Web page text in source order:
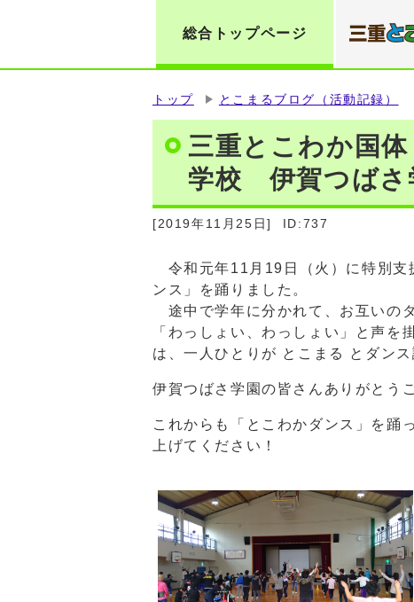
総合トップページ
トップ とこまるブログ（活動記録）
三重とこわか国
学校 伊賀つばさ
[2019年11月25日] ID:737
令和元年11月19日（火）に特別支
ンス」を踊りました。
途中で学年に分かれて、お互いの
「わっしょい、わっしょい」と声を
は、一人ひとりが とこまる とダン
伊賀つばさ学園の皆さんありがとう
これからも「とこわかダンス」を踊
上げてください！